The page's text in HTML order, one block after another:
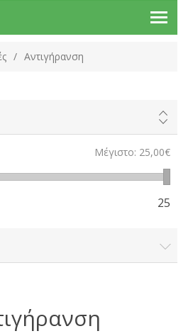
/ Αντιγήρανση
Μέγιστο: 25,00€
25